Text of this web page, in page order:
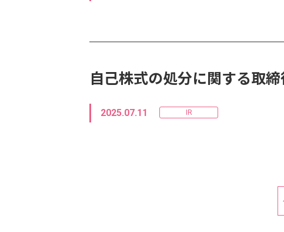
自己株式の処分に関する取
2025.07.11 IR